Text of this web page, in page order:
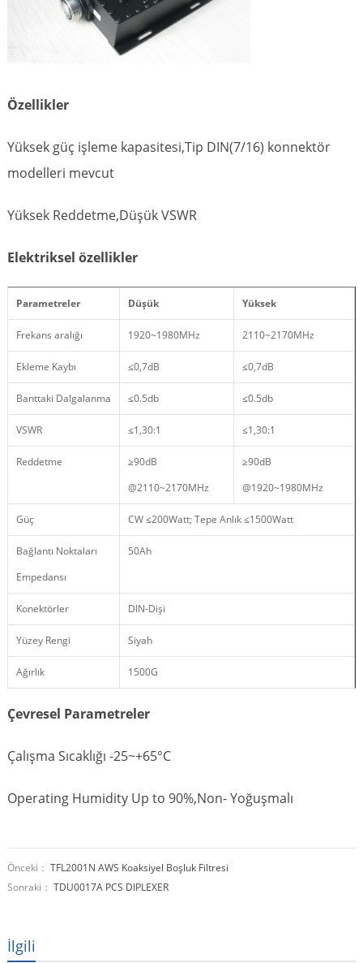
Özellikler
Yüksek güç işleme kapasitesi,Tip DIN(7/16) konnektör
modelleri mevcut
Yüksek Reddetme,Düşük VSWR
Elektriksel özellikler
Parametreler Düşük Yüksek
Frekans aralığı 1920~1980MHz 2110~2170MHz
Ekleme Kaybı ≤0,7dB ≤0,7dB
Banttaki Dalgalanma ≤0.5db ≤0.5db
VSWR ≤1,30:1 ≤1,30:1
Reddetme
≥90dB
@2110~2170MHz
≥90dB
@1920~1980MHz
Güç CW ≤200Watt; Tepe Anlık ≤1500Watt
Bağlantı Noktaları
Empedansı
50Ah
Konektörler DIN-Dişi
Yüzey Rengi Siyah
Ağırlık 1500G
Çevresel Parametreler
Çalışma Sıcaklığı -25~+65°C
Operating Humidity Up to 90%,Non- Yoğuşmalı
Önceki： TFL2001N AWS ​​Koaksiyel Boşluk Filtresi
Sonraki： TDU0017A PCS DIPLEXER
İlgili